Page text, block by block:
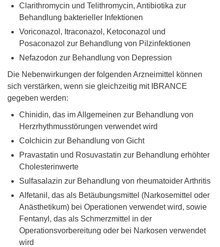
Clarithromycin und Telithromycin, Antibiotika zur
Behandlung bakterieller Infektionen
Voriconazol, Itraconazol, Ketoconazol und
Posaconazol zur Behandlung von Pilzinfektionen
Nefazodon zur Behandlung von Depression
Die Nebenwirkungen der folgenden Arzneimittel können
sich verstärken, wenn sie gleichzeitig mit IBRANCE
gegeben werden:
Chinidin, das im Allgemeinen zur Behandlung von
Herzrhythmusstörungen verwendet wird
Colchicin zur Behandlung von Gicht
Pravastatin und Rosuvastatin zur Behandlung erhöhter
Cholesterinwerte
Sulfasalazin zur Behandlung von rheumatoider Arthritis
Alfetanil, das als Betäubungsmittel (Narkosemittel oder
Anästhetikum) bei Operationen verwendet wird, sowie
Fentanyl, das als Schmerzmittel in der
Operationsvorbereitung oder bei Narkosen verwendet
wird